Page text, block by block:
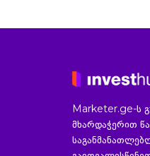
Marketer.ge-ს
მხარდაჭერით